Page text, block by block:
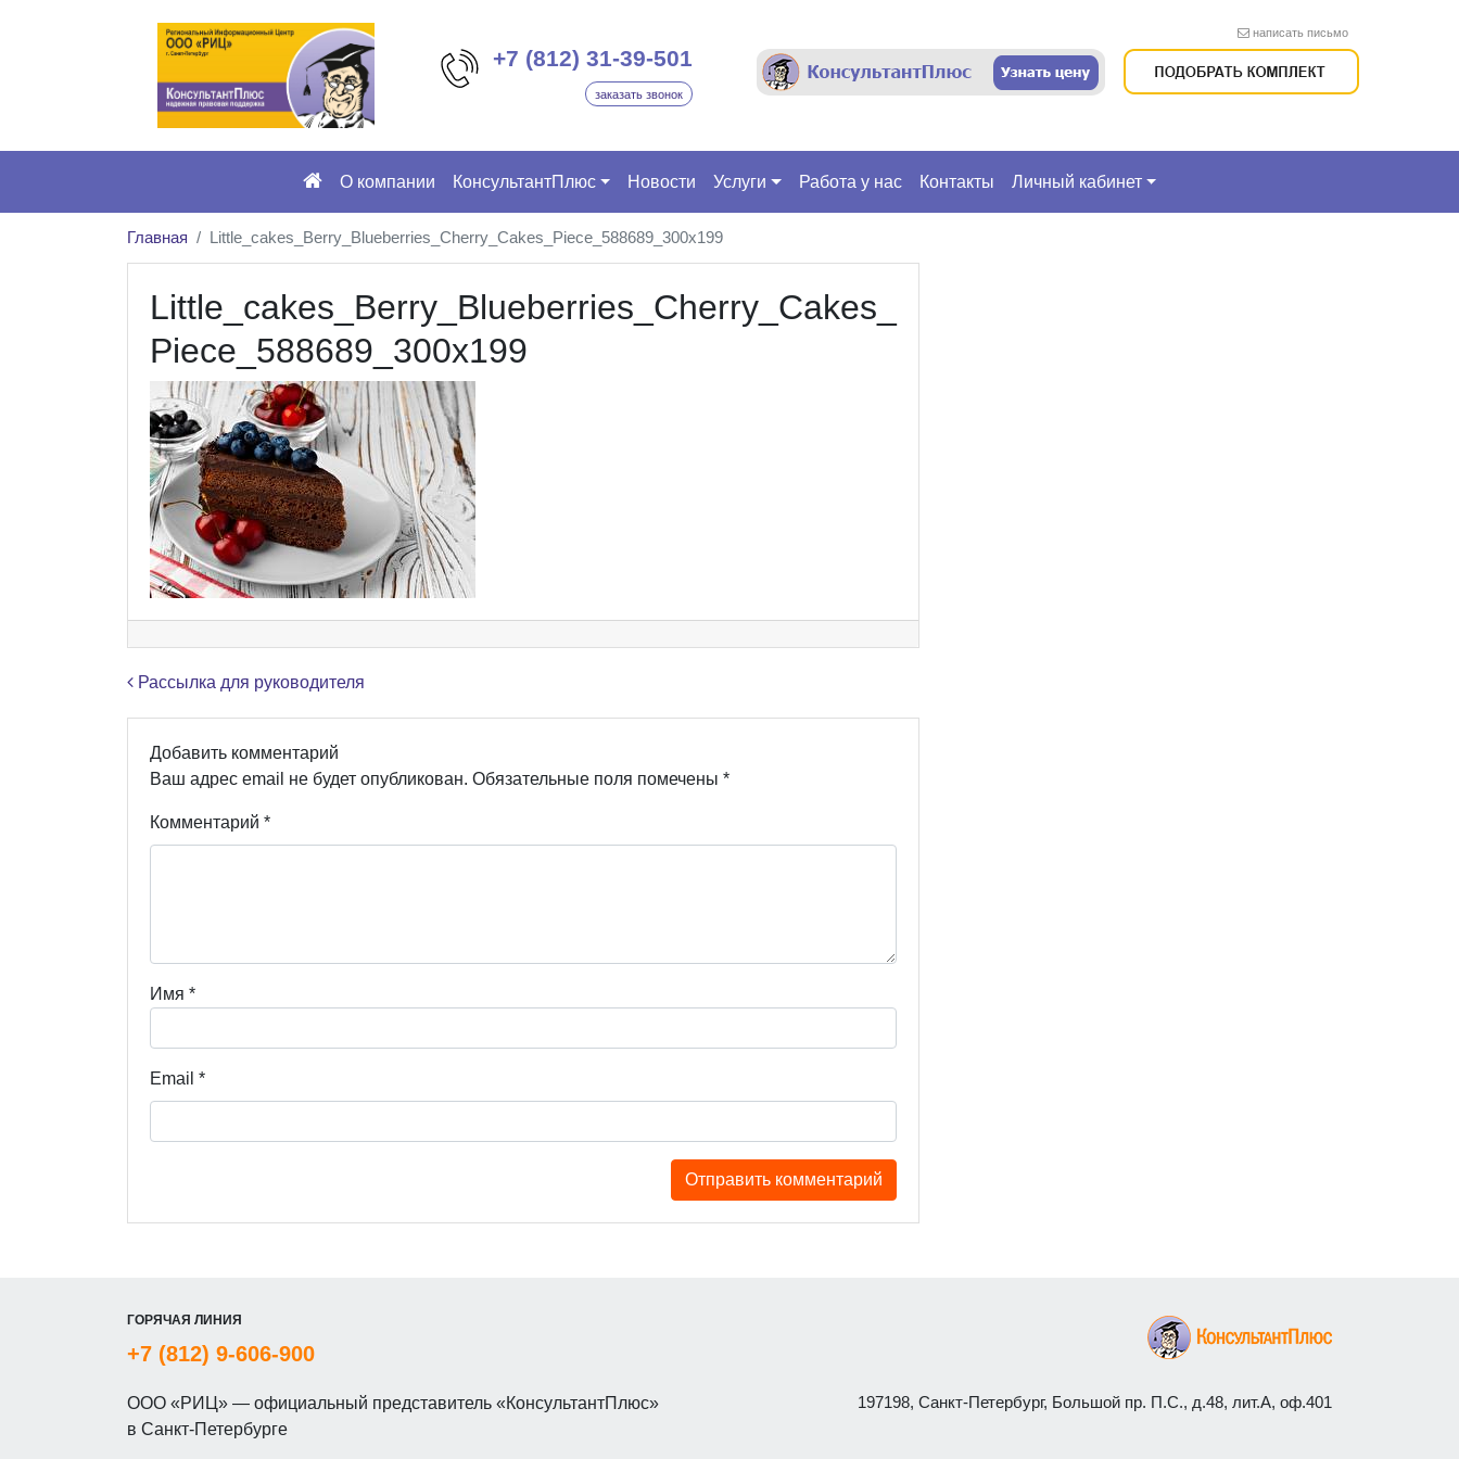
+7 (812) 31-39-501
заказать звонок
написать письмо
О компании КонсультантПлюс Новости Услуги Работа у нас Контакты Личный кабинет
Главная Little_cakes_Berry_Blueberries_Cherry_Cakes_Piece_588689_300x199
Little_cakes_Berry_Blueberries_Cherry_Cakes_
Piece_588689_300x199
Навигация по записям
Рассылка для руководителя
Добавить комментарий
Ваш адрес email не будет опубликован. Обязательные поля помечены *
Комментарий *
Имя *
Email *
ГОРЯЧАЯ ЛИНИЯ
+7 (812) 9-606-900
ООО «РИЦ» — официальный представитель «КонсультантПлюс»
в Санкт-Петербурге
197198, Санкт-Петербург, Большой пр. П.С., д.48, лит.А, оф.401